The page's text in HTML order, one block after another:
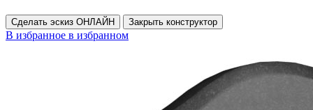
Сделать эскиз ОНЛАЙН Закрыть конструктор
В избранное в избранном